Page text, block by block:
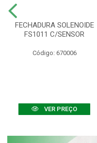
FECHADURA SOLENOIDE
FS1011 C/SENSOR
Código: 670006
VER PREÇO